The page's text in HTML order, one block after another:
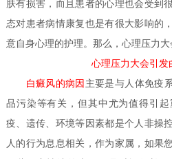
肤有损害，而且患者的心理也会受到
态对患者病情康复也是有很大影响的
意自身心理的护理。那么，心理压力大
心理压力大会引发
白癜风的病因 主要是与人体免疫
品污染等有关，但其中尤为值得引
疫、遗传、环境等因素都是个人非操
人的行为息息相关，作为家属，如果